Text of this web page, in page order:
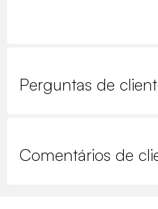
Perguntas de
Comentários de